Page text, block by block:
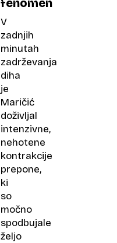
fenomen
V
zadnjih
minutah
zadrževanja
diha
je
Maričić
doživljal
intenzivne,
nehotene
kontrakcije
prepone,
ki
so
močno
spodbujale
željo